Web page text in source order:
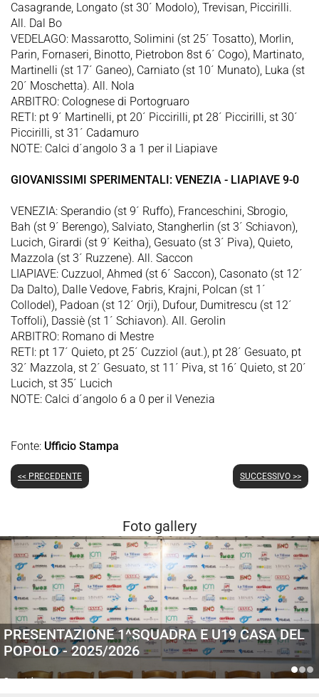
Casagrande, Longato (st 30´ Modolo), Trevisan, Piccirilli.
All. Dal Bo
VEDELAGO: Massarotto, Solimini (st 25´ Tosatto), Morlin,
Parin, Fornaseri, Binotto, Pietrobon 8st 6´ Cogo), Martinato,
Martinelli (st 17´ Ganeo), Carniato (st 10´ Munato), Luka (st
20´ Moschetta). All. Nola
ARBITRO: Colognese di Portogruaro
RETI: pt 9´ Martinelli, pt 20´ Piccirilli, pt 28´ Piccirilli, st 30´
Piccirilli, st 31´ Cadamuro
NOTE: Calci d´angolo 3 a 1 per il Liapiave
GIOVANISSIMI SPERIMENTALI: VENEZIA - LIAPIAVE 9-0
VENEZIA: Sperandio (st 9´ Ruffo), Franceschini, Sbrogio,
Bah (st 9´ Berengo), Salviato, Stangherlin (st 3´ Schiavon),
Lucich, Girardi (st 9´ Keitha), Gesuato (st 3´ Piva), Quieto,
Mazzola (st 3´ Ruzzene). All. Saccon
LIAPIAVE: Cuzzuol, Ahmed (st 6´ Saccon), Casonato (st 12´
Da Dalto), Dalle Vedove, Fabris, Krajni, Polcan (st 1´
Collodel), Padoan (st 12´ Orji), Dufour, Dumitrescu (st 12´
Toffoli), Dassiè (st 1´ Schiavon). All. Gerolin
ARBITRO: Romano di Mestre
RETI: pt 17´ Quieto, pt 25´ Cuzziol (aut.), pt 28´ Gesuato, pt
32´ Mazzola, st 2´ Gesuato, st 11´ Piva, st 16´ Quieto, st 20´
Lucich, st 35´ Lucich
NOTE: Calci d´angolo 6 a 0 per il Venezia
Fonte: Ufficio Stampa
<< PRECEDENTE SUCCESSIVO >>
Foto gallery
PRESENTAZIONE 1^SQUADRA E U19 CASA DEL
POPOLO - 2025/2026
Generiche